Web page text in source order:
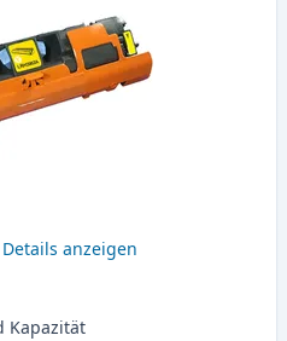
anzeigen
Kapazität